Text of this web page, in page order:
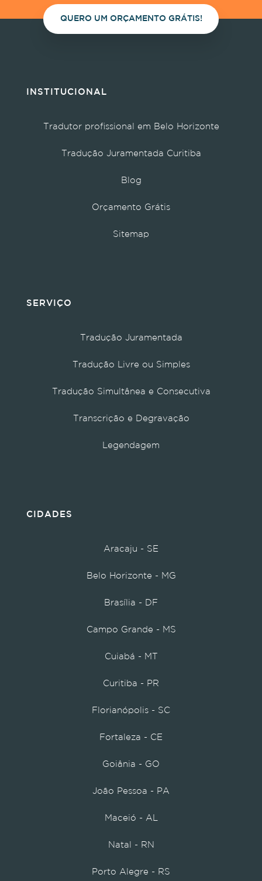
QUERO UM ORÇAMENTO GRÁTIS!
INSTITUCIONAL
Tradutor profissional em Belo Horizonte
Tradução Juramentada Curitiba
Blog
Orçamento Grátis
Sitemap
SERVIÇO
Tradução Juramentada
Tradução Livre ou Simples
Tradução Simultânea e Consecutiva
Transcrição e Degravação
Legendagem
CIDADES
Aracaju - SE
Belo Horizonte - MG
Brasília - DF
Campo Grande - MS
Cuiabá - MT
Curitiba - PR
Florianópolis - SC
Fortaleza - CE
Goiânia - GO
João Pessoa - PA
Maceió - AL
Natal - RN
Porto Alegre - RS